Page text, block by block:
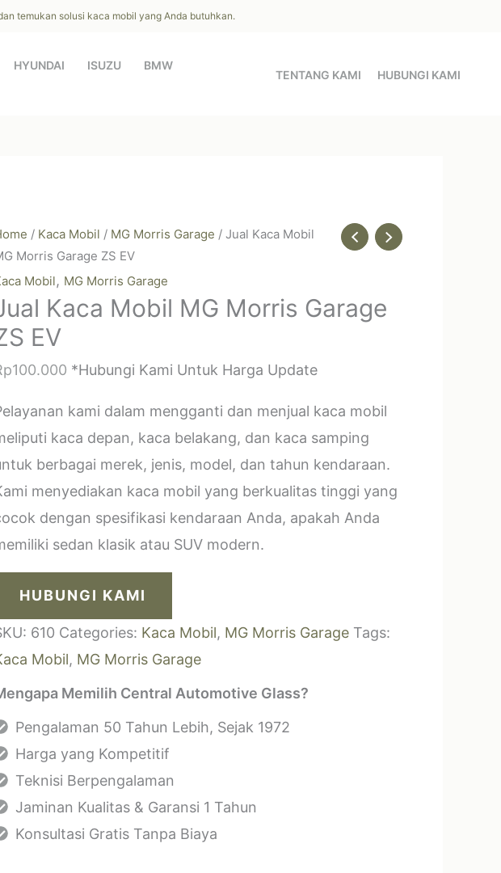
temukan solusi kaca mobil yang Anda butuhkan.
HYUNDAI ISUZU
BMW
TENTANG KAMI HUBUNGI KAMI
/ Kaca Mobil / MG Morris Garage / Jual Kaca Mobil
Morris Garage ZS EV
Mobil, MG Morris Garage
Kaca Mobil MG Morris Garage
EV
100.000 *Hubungi Kami Untuk Harga Update
kami dalam mengganti dan menjual kaca mobil
kaca depan, kaca belakang, dan kaca samping
berbagai merek, jenis, model, dan tahun kendaraan.
menyediakan kaca mobil yang berkualitas tinggi yang
dengan spesifikasi kendaraan Anda, apakah Anda
sedan klasik atau SUV modern.
HUBUNGI KAMI
610 Categories: Kaca Mobil, MG Morris Garage Tags:
Mobil, MG Morris Garage
Memilih Central Automotive Glass?
Pengalaman 50 Tahun Lebih, Sejak 1972
Harga yang Kompetitif
Teknisi Berpengalaman
Jaminan Kualitas & Garansi 1 Tahun
Konsultasi Gratis Tanpa Biaya